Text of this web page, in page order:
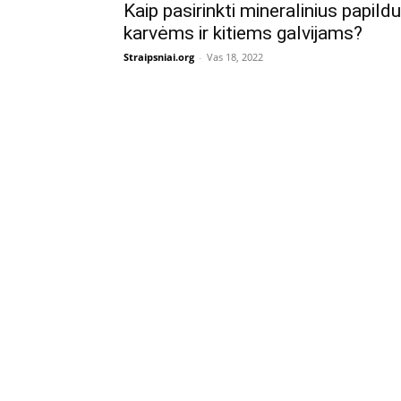
Kaip pasirinkti mineralinius
karvėms ir kitiems galvijams?
Straipsniai.org - Vas 18, 2022